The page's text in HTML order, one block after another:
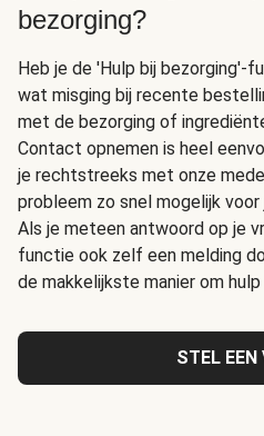
bezorging?
Heb je de 'Hulp bij bezorging'-
wat misging bij recente
met de bezorging of
Contact opnemen is heel
je rechtstreeks met onze
probleem zo snel mogelijk voor
Als je meteen antwoord op je
functie ook zelf een melding
de makkelijkste manier om
STEL EEN